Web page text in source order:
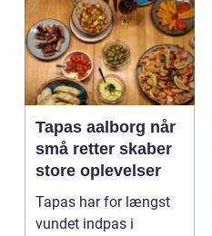
Tapas aalborg når
små retter skaber
store oplevelser
Tapas har for længst
vundet indpas i